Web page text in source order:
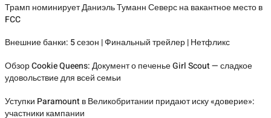
Трамп номинирует Даниэль Туманн Северс на вакантное место в
FCC
Внешние банки: 5 сезон | Финальный трейлер | Нетфликс
Обзор Cookie Queens: Документ о печенье Girl Scout — сладкое
удовольствие для всей семьи
Уступки Paramount в Великобритании придают иску «доверие»:
участники кампании